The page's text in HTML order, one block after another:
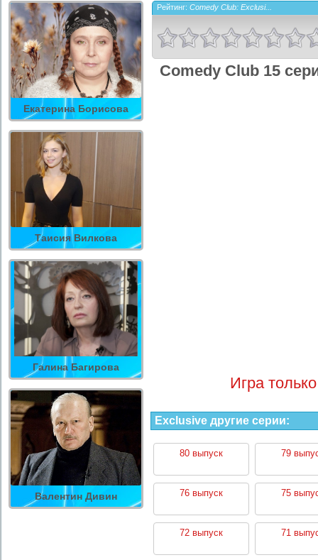
Екатерина Борисова
Таисия Вилкова
Галина Багирова
Валентин Дивин
Рейтинг: Comedy Club: Exclusi...
Comedy Club 15
Игра
Exclusive другие серии:
80 выпуск 79
76 выпуск 75
72 выпуск 71